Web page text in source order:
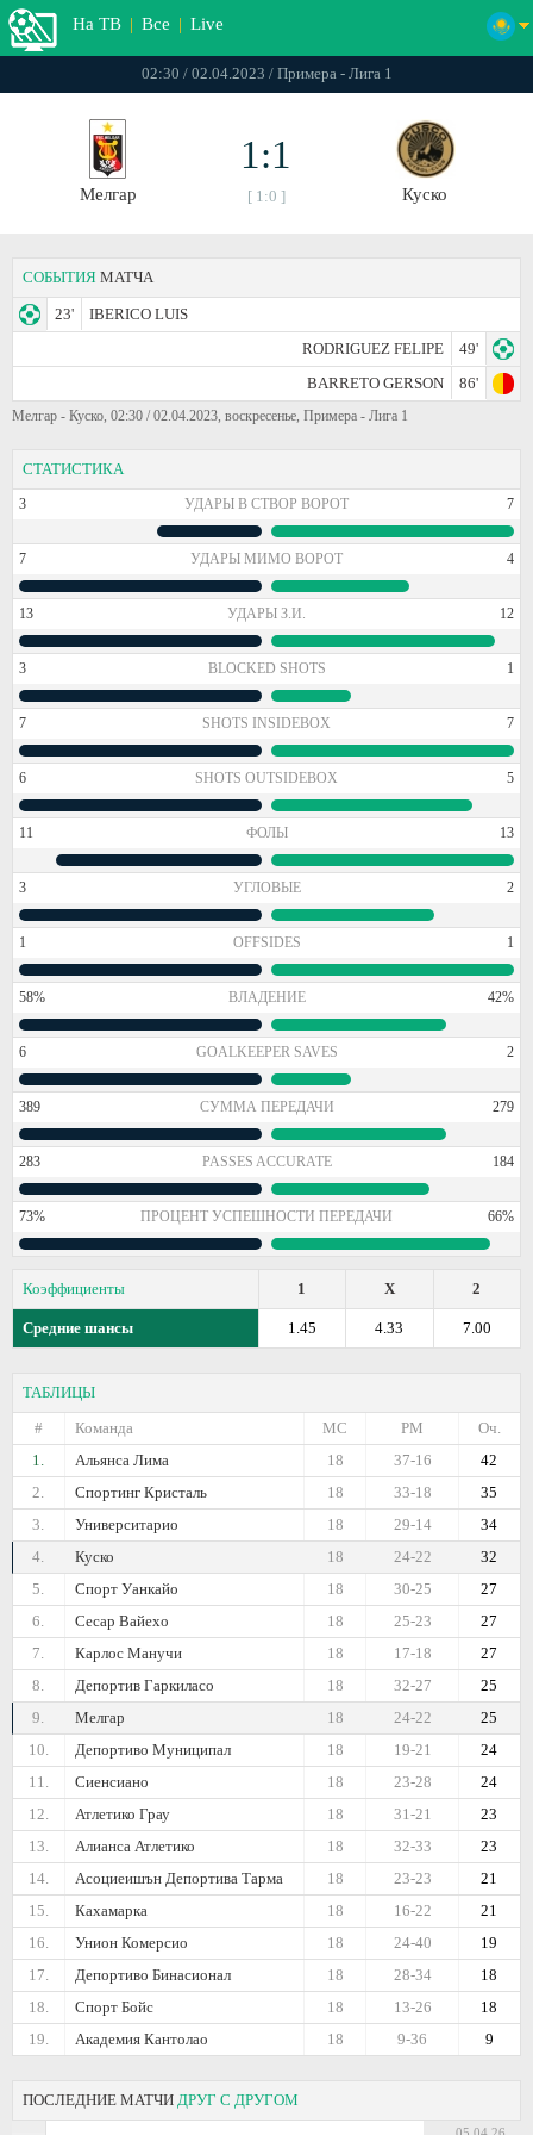
На ТВ | Все | Live
02:30 / 02.04.2023 / Примера - Лига 1
Мелгар
1:1
[ 1:0 ] Куско
СОБЫТИЯ МАТЧА
23'
IBERICO LUIS
RODRIGUEZ FELIPE
49'
BARRETO GERSON
86'
Мелгар - Куско, 02:30 / 02.04.2023, воскресенье, Примера - Лига 1
СТАТИСТИКА
3 УДАРЫ В СТВОР ВОРОТ 7
7 УДАРЫ МИМО ВОРОТ 4
13 УДАРЫ З.И. 12
3 BLOCKED SHOTS 1
7 SHOTS INSIDEBOX 7
6 SHOTS OUTSIDEBOX 5
11 ФОЛЫ 13
3 УГЛОВЫЕ 2
1 OFFSIDES 1
58% ВЛАДЕНИЕ 42%
6 GOALKEEPER SAVES 2
389 СУММА ПЕРЕДАЧИ 279
283 PASSES ACCURATE 184
73% ПРОЦЕНТ УСПЕШНОСТИ ПЕРЕДАЧИ 66%
Коэффициенты 2
X
1
Средние шансы 7.00
4.33
1.45
ТАБЛИЦЫ
#
Команда Оч.
РМ
МС
1.
Альянса Лима 42
37-16
18
2.
Спортинг Кристаль 35
33-18
18
3.
Университарио 34
29-14
18
4.
Куско 32
24-22
18
5.
Спорт Уанкайо 27
30-25
18
6.
Сесар Вайехо 27
25-23
18
7.
Карлос Манучи 27
17-18
18
8.
Депортив Гаркиласо 25
32-27
18
9.
Мелгар 25
24-22
18
10.
Депортиво Муниципал 24
19-21
18
11.
Сиенсиано 24
23-28
18
12.
Атлетико Грау 23
31-21
18
13.
Алианса Атлетико 23
32-33
18
14.
Асоциеишън Депортива Тарма 21
23-23
18
15.
Кахамарка 21
16-22
18
16.
Унион Комерсио 19
24-40
18
17.
Депортиво Бинасионал 18
28-34
18
18.
Спорт Бойс 18
13-26
18
19.
Академия Кантолао 9
9-36
18
ПОСЛЕДНИЕ МАТЧИ ДРУГ С ДРУГОМ